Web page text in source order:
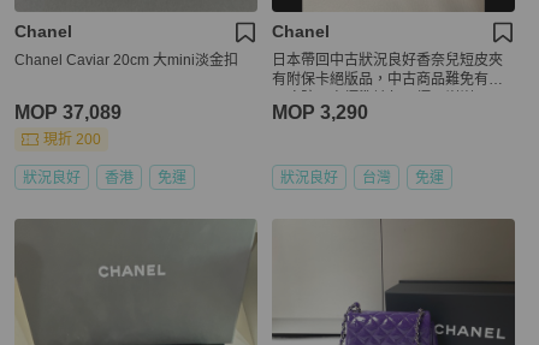
Chanel
Chanel Caviar 20cm 大mini淡金扣
MOP 37,089
現折 200
狀況良好 香港 免運
Chanel
日本帶回中古狀況良好香奈兒短皮夾
有附保卡絕版品，中古商品難免有使
MOP 3,290
狀況良好 台灣 免運